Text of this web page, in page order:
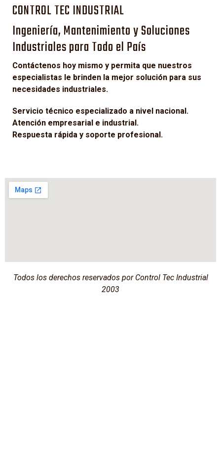
CONTROL TEC INDUSTRIAL
Ingeniería, Mantenimiento y Soluciones
Industriales para Todo el País
Contáctenos hoy mismo y permita que nuestros
especialistas le brinden la mejor solución para sus
necesidades industriales.
Servicio técnico especializado a nivel nacional.
Atención empresarial e industrial.
Respuesta rápida y soporte profesional.
Todos los derechos reservados por Control Tec Industrial
2003